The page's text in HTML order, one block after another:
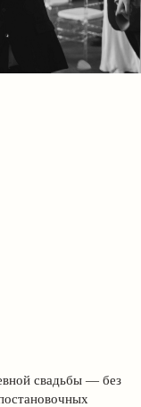
свадьбы — без